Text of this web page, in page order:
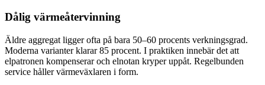
Dålig värmeåtervinning
Äldre aggregat ligger ofta på bara 50–60 procents verkningsgrad.
Moderna varianter klarar 85 procent. I praktiken innebär det att
elpatronen kompenserar och elnotan kryper uppåt. Regelbunden
service håller värmeväxlaren i form.